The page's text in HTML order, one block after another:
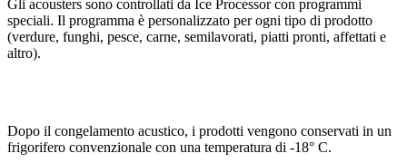
Gli acousters sono controllati da Ice Processor con programmi
speciali. Il programma è personalizzato per ogni tipo di prodotto
(verdure, funghi, pesce, carne, semilavorati, piatti pronti, affettati e
altro).
Dopo il congelamento acustico, i prodotti vengono conservati in un
frigorifero convenzionale con una temperatura di -18° C.